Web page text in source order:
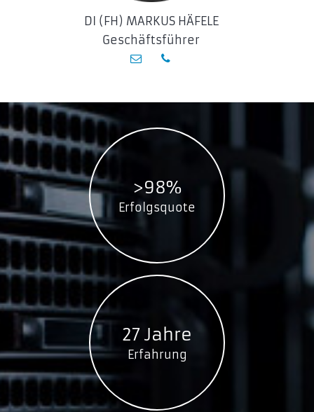
DI (FH) MARKUS HÄFELE
Geschäftsführer
>98%
Erfolgsquote
27 Jahre
Erfahrung